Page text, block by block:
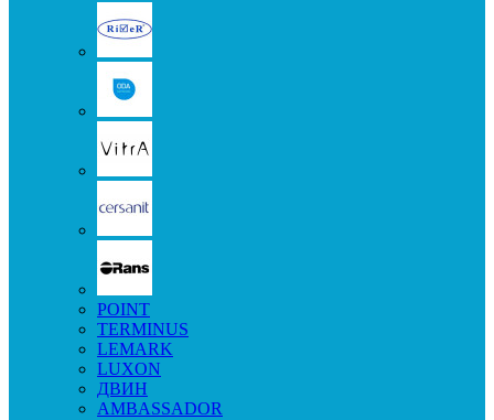
POINT
TERMINUS
LEMARK
LUXON
ДВИН
AMBASSADOR